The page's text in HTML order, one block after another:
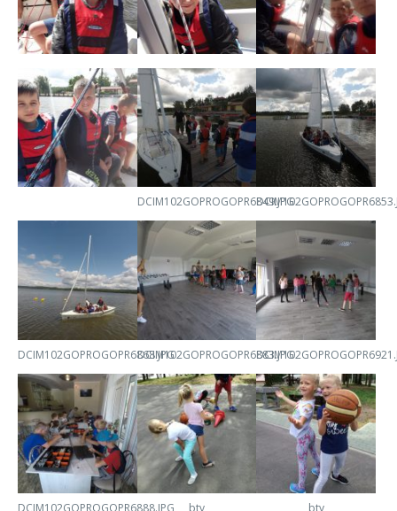
DCIM102GOPROGOPR6849.JPG
DCIM102GOPROGOPR6868.JPGDCIM102GOPROGOPR6883.JPG
DCIM102GOPROGOPR6888.JPG bty bty